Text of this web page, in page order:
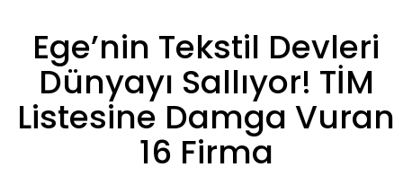
Ege’nin Tekstil Devleri
Dünyayı Sallıyor! TİM
Listesine Damga Vuran
16 Firma